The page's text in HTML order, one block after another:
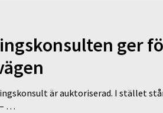
ger
är auktoriserad. I stället
…